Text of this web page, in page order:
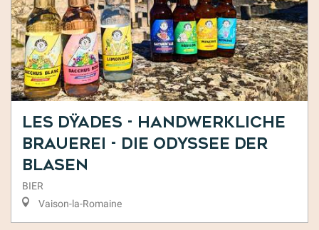
Les Dÿades - Handwerkliche
Brauerei - Die Odyssee der
Blasen
BIER
Vaison-la-Romaine